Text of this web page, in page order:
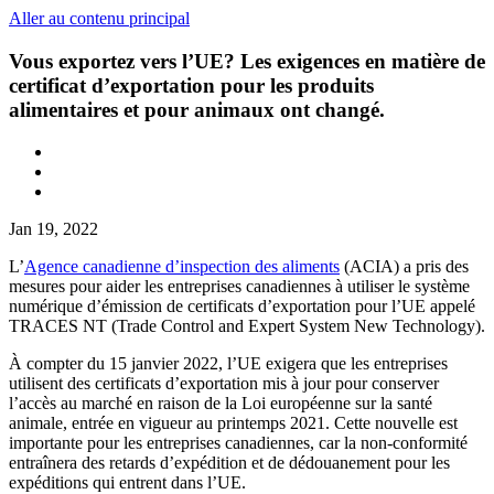
Aller au contenu principal
Vous exportez vers l’UE? Les exigences en matière de
certificat d’exportation pour les produits
alimentaires et pour animaux ont changé.
Jan 19, 2022
L’Agence canadienne d’inspection des aliments (ACIA) a pris des
mesures pour aider les entreprises canadiennes à utiliser le système
numérique d’émission de certificats d’exportation pour l’UE appelé
TRACES NT (Trade Control and Expert System New Technology).
À compter du 15 janvier 2022, l’UE exigera que les entreprises
utilisent des certificats d’exportation mis à jour pour conserver
l’accès au marché en raison de la Loi européenne sur la santé
animale, entrée en vigueur au printemps 2021. Cette nouvelle est
importante pour les entreprises canadiennes, car la non-conformité
entraînera des retards d’expédition et de dédouanement pour les
expéditions qui entrent dans l’UE.